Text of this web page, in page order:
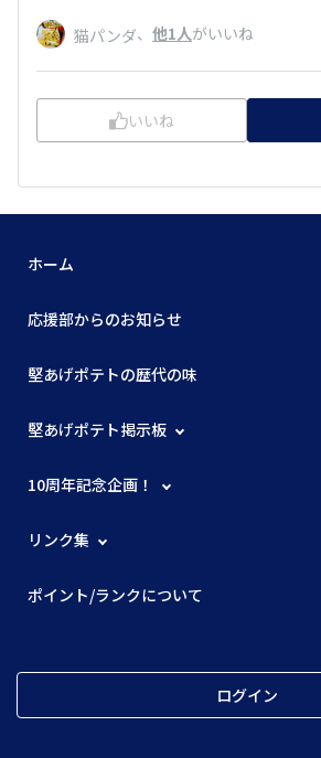
猫パンダ、 他1人がいいね
いいね
ホーム
応援部からのお知らせ
堅あげポテトの歴代の味
堅あげポテト掲示板
10周年記念企画！
リンク集
ポイント/ランクについて
ログイン